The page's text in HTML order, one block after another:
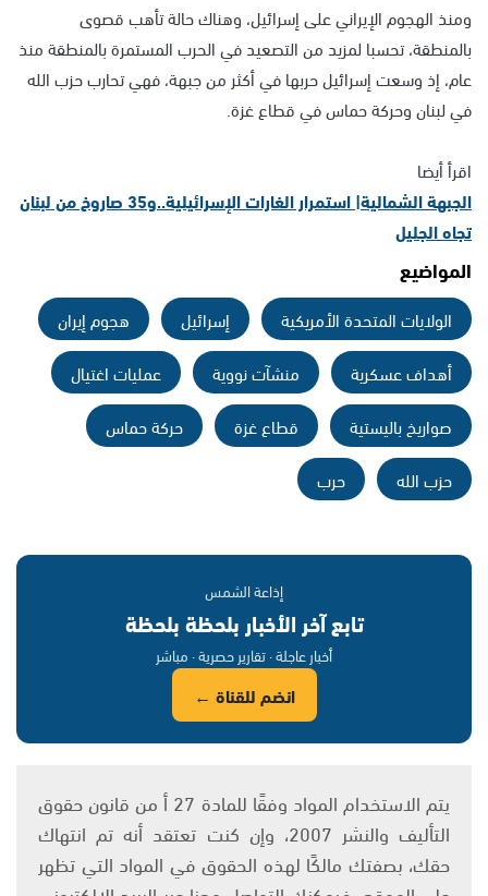
ومنذ الهجوم الإيراني على إسرائيل، وهناك حالة تأهب قصوى
بالمنطقة، تحسبا لمزيد من التصعيد في الحرب المستمرة بالمنطقة منذ
عام، إذ وسعت إسرائيل حربها في أكثر من جبهة، فهي تحارب حزب الله
في لبنان وحركة حماس في قطاع غزة.
اقرأ أيضا
الجبهة الشمالية| استمرار الغارات الإسرائيلية..و35 صاروخ من لبنان
تجاه الجليل
المواضيع
الولايات المتحدة الأمريكية إسرائيل
هجوم إيران
أهداف عسكرية
منشآت نووية
عمليات اغتيال
صواريخ باليستية
قطاع غزة
حركة حماس
حزب الله
حرب
إذاعة الشمس
تابع آخر الأخبار بلحظة بلحظة
أخبار عاجلة · تقارير حصرية · مباشر
انضم للقناة ←
يتم الاستخدام المواد وفقًا للمادة 27 أ من قانون حقوق
التأليف والنشر 2007، وإن كنت تعتقد أنه تم انتهاك
حقك، بصفتك مالكًا لهذه الحقوق في المواد التي تظهر